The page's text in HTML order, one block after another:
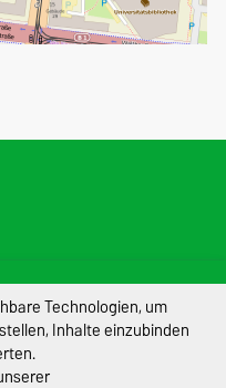
Technologien, um
Inhalte einzubinden